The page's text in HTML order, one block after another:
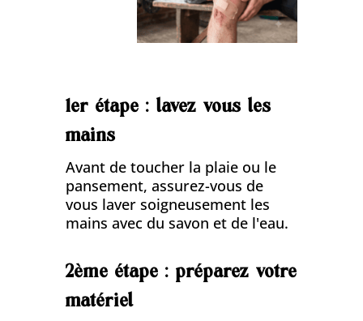
1er étape : lavez vous les
mains
Avant de toucher la plaie ou le
pansement, assurez-vous de
vous laver soigneusement les
mains avec du savon et de l'eau.
2ème étape : préparez votre
matériel